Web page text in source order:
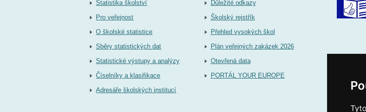
Statistika školství
Pro veřejnost
O školské statistice
Sběry statistických dat
Statistické výstupy a analýzy
Číselníky a klasifikace
Adresáře školských institucí
Důležité odkazy
Školský rejstřík
Přehled vysokých škol
Plán veřejných zakázek 2026
Otevřená data
PORTÁL YOUR EUROPE